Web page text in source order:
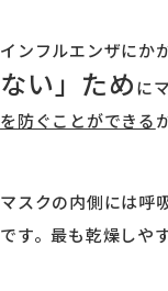
インフルエンザにか
ない」ために
を防ぐことができる
マスクの内側には呼
です。最も乾燥しや